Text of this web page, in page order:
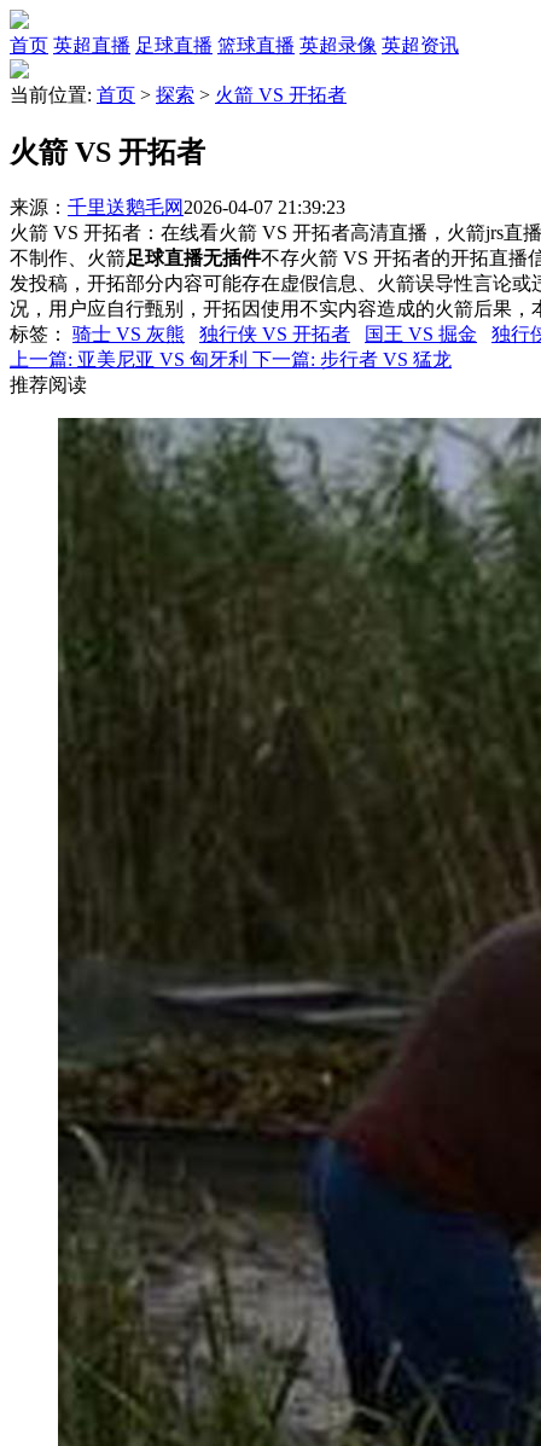
首页 英超直播 足球直播 篮球直播 英超录像 英超资讯
当前位置: 首页 > 探索 > 火箭 VS 开拓者
火箭 VS 开拓者
来源： 千里送鹅毛网 2026-04-07 21:39:23
火箭 VS 开拓者：在线看火箭 VS 开拓者高清直播，火箭jrs直
不制作、火箭足球直播无插件不存火箭 VS 开拓者的开拓直播
发投稿，开拓部分内容可能存在虚假信息、火箭误导性言论
况，用户应自行甄别，开拓因使用不实内容造成的火箭后果，
标签 ： 骑士 VS 灰熊 独行侠 VS 开拓者 国王 VS 掘金
独行
上一篇: 亚美尼亚 VS 匈牙利 下一篇: 步行者 VS 猛龙
推荐阅读